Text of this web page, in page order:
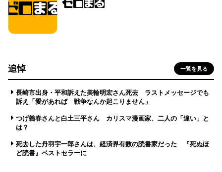
追悼 一覧を見る
長崎市出身・平和訴えた美輪明宏さん死去 ラストメッセージでも
訴え「愛があれば 戦争なんか起こりません」
つげ義春さんと白土三平さん カリスマ漫画家、二人の「違い」と
は？
死去した丹羽宇一郎さんは、経済界有数の読書家だった 『死ぬほ
ど読書』ベストセラーに